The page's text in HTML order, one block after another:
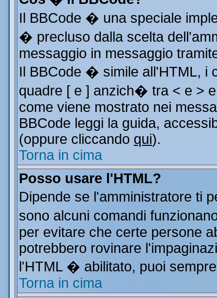
Il BBCode � una speciale
� precluso dalla scelta
messaggio in messaggio
Il BBCode � simile all'HTML, i
quadre [ e ] anzich� tra < e >
come viene mostrato nei
BBCode leggi la guida,
(oppure cliccando qui).
Torna in cima
Posso usare l'HTML?
Dipende se l'amministratore ti
sono alcuni comandi
per evitare che certe persone
potrebbero rovinare
l'HTML � abilitato, puoi
Torna in cima